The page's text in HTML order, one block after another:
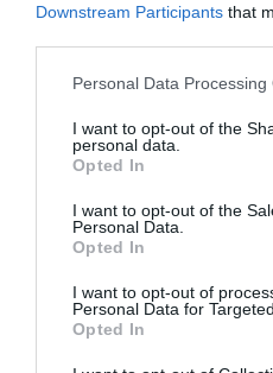
Downstream Participants that
Please note that this website/
not limited to your visit or
grant or deny consent to
use your data for below
consent section.
Personal Data Processing
I want to opt-out of the
personal data.
Opted In
I want to opt-out of the
Personal Data.
Opted In
I want to opt-out of
Personal Data for
Opted In
Η Τεχνητή
υπηρεσία και
της Eurobank